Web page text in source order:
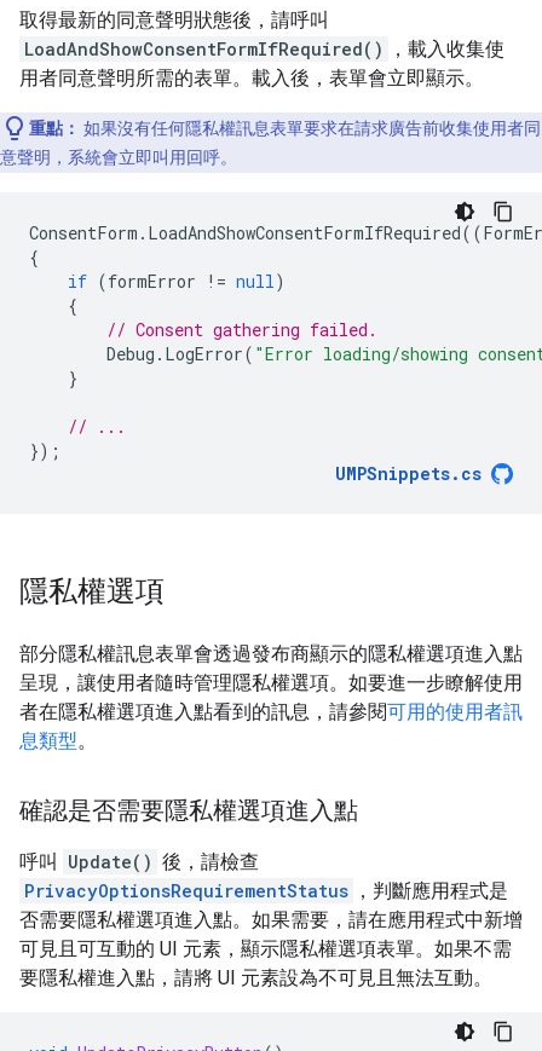
取得最新的同意聲明狀態後，請呼叫
LoadAndShowConsentFormIfRequired()
，載入收集使
用者同意聲明所需的表單。載入後，表單會立即顯示。
重點： 如果沒有任何隱私權訊息表單要求在請求廣告前收集使用者同
意聲明，系統會立即叫用回呼。
ConsentForm . LoadAndShowConsentFormIfRequired((
{
if (formError != null)
{
// Consent gathering failed.
Debug . LogError( "Error loading/showing
}
// ...
});
UMPSnippets. cs
隱私權選項
部分隱私權訊息表單會透過發布商顯示的隱私權選項進入點
呈現，讓使用者隨時管理隱私權選項。如要進一步瞭解使用
者在隱私權選項進入點看到的訊息，請參閱可用的使用者訊
息類型。
確認是否需要隱私權選項進入點
呼叫 Update() 後，請檢查
PrivacyOptionsRequirementStatus ，判斷應用程式是
否需要隱私權選項進入點。如果需要，請在應用程式中新增
可見且可互動的 UI 元素，顯示隱私權選項表單。如果不需
要隱私權進入點，請將 UI 元素設為不可見且無法互動。